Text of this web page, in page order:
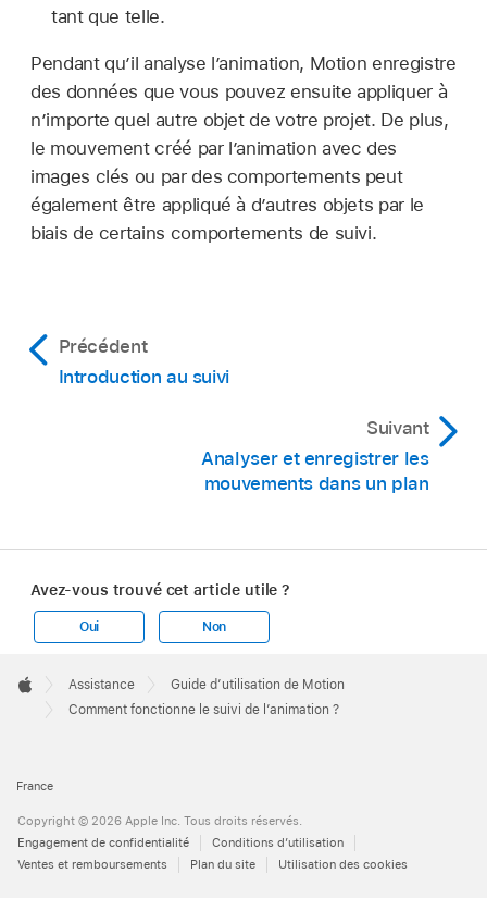
tant que telle.
Pendant qu’il analyse l’animation, Motion enregistre
des données que vous pouvez ensuite appliquer à
n’importe quel autre objet de votre projet. De plus,
le mouvement créé par l’animation avec des
images clés ou par des comportements peut
également être appliqué à d’autres objets par le
biais de certains comportements de suivi.
Précédent
Introduction au suivi
Suivant
Analyser et enregistrer les
mouvements dans un plan
Avez-vous trouvé cet article utile ?
Oui Non
Footer

Apple
Assistance
Guide d’utilisation de Motion
Comment fonctionne le suivi de l’animation ?
France
Copyright © 2026 Apple Inc. Tous droits réservés.
Engagement de confidentialité
Conditions d’utilisation
Ventes et remboursements
Plan du site Utilisation des cookies